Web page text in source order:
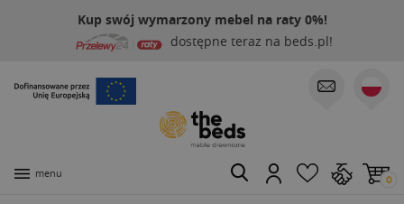
Kup swój wymarzony mebel na raty 0%!
dostępne teraz na beds.pl!
menu 0